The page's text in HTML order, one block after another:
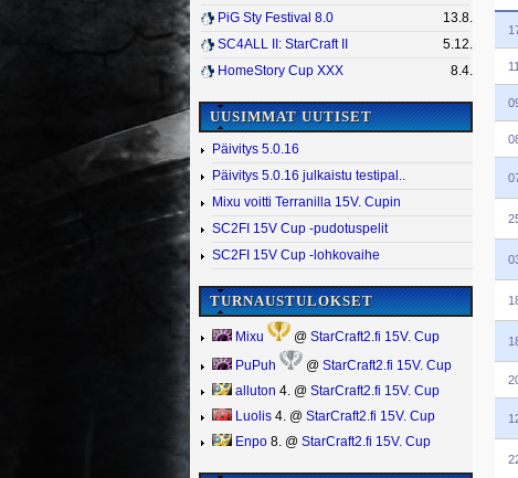
PiG Sty Festival 8.0
13.8.
SC4ALL II: StarCraft II
5.12.
HomeStory Cup XXX
8.4.
UUSIMMAT UUTISET
Päivitys 5.0.16
Päivitys 5.0.16 julkaistu testipal..
Mixu voitti Terranilla 15V. Cupin
SC2FI 15V Cup -pudotuspelit
SC2FI 15V Cup -lohkovaihe
TURNAUSTULOKSET
Mixu @ StarCraft2.fi 15V. Cup
PuPuh @ StarCraft2.fi 15V. Cup
alluton 4. @ StarCraft2.fi 15V. Cup
Luolis 4. @ StarCraft2.fi 15V. Cup
Enpo 8. @ StarCraft2.fi 15V. Cup